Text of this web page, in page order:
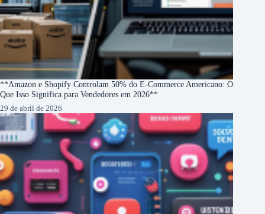
**Amazon e Shopify Controlam 50% do E-Commerce Americano: O
Que Isso Significa para Vendedores em 2026**
29 de abril de 2026